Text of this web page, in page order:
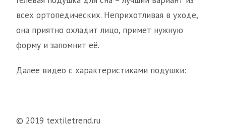
всех ортопедических. Неприхотливая в уходе,
она приятно охладит лицо, примет нужную
форму и запомнит её.
Далее видео с характеристиками подушки:
© 2019 textiletrend.ru